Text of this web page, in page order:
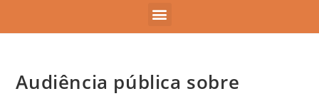
Audiência pública sobre